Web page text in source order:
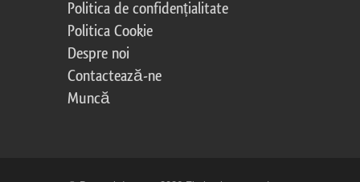
Politica de confidențialitate
Politica Cookie
Despre noi
Contactează-ne
Muncă